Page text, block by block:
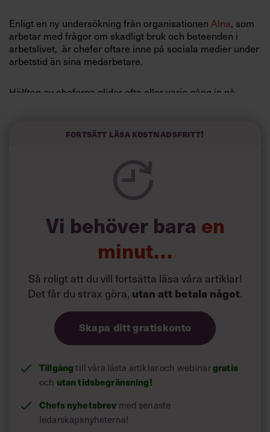
Enligt en ny undersökning från organisationen Alna, som
arbetar med frågor om skadligt bruk och beteenden i
arbetslivet, är chefer oftare inne på sociala medier under
arbetstid än sina medarbetare.
Hälften av cheferna glider ofta eller varje gång in på
för privat bruk för mycket på jobbet.
”Detta är en ny typ av skadligt bruk som vi ser växer och
chefer, som har datorn som huvudsakligt arbetsredskap,
är uppenbarligen extra utsatta”, säger Moa Minishetti,
psykolog och klinisk chef på Alna.
Undersökningen är utförd av undersökningsföretagen Cint
och Netigate som ställt frågor till tusen arbetande
personer med olika befattningar mellan 18 och 63 år.
Fortsätt läsa kostnadsfritt!
Vi behöver bara en
minut…
Så roligt att du vill fortsätta läsa våra artiklar!
Det får du strax göra, utan att betala något.
Skapa ditt gratiskonto
Tillgångtill våra låsta artiklar och webinargratis
och utan tidsbegränsning!
Chefs nyhetsbrev med senaste
ledarskapsnyheterna!